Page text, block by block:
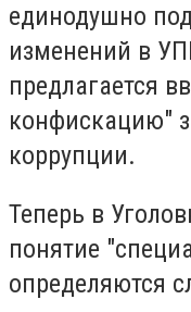
единодушно
изменений в
предлагается
конфискацию"
коррупции.
Теперь в
понятие
определяются